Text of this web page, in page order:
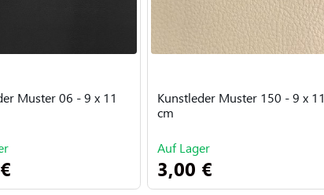
Muster 06 - 9 x 11
Kunstleder Muster 150 - 9 x 11
cm
Auf Lager
3,00 €